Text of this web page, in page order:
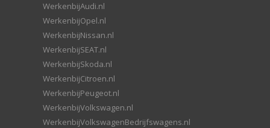
WerkenbijAudi.nl
WerkenbijOpel.nl
WerkenbijNissan.nl
WerkenbijSEAT.nl
WerkenbijSkoda.nl
WerkenbijCitroen.nl
WerkenbijPeugeot.nl
WerkenbijVolkswagen.nl
WerkenbijVolkswagenBedrijfswagens.nl